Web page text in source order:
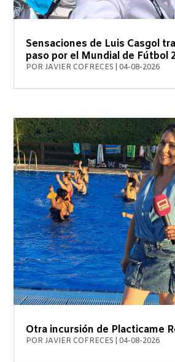
Sensaciones de Luis Casgol
paso por el Mundial de Fútbol
PORJAVIER COFRECES 04-08-2026
Otra incursión de Placticame
PORJAVIER COFRECES 04-08-2026